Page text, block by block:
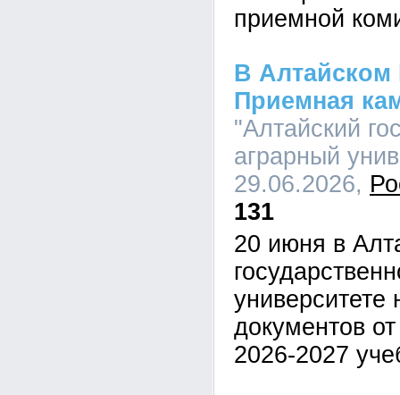
приемной
В Алтайском
Приемная
"Алтайский
аграрный
29.06.2026,
131
20 июня в
документов
2026-2027